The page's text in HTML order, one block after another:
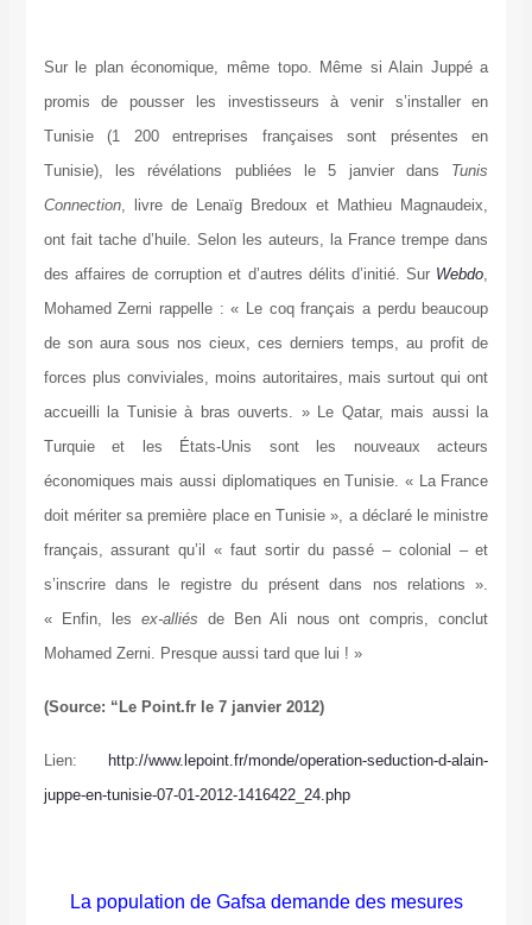
Sur le plan économique, même topo. Même si Alain Juppé a
promis de pousser les investisseurs à venir s’installer en
Tunisie (1 200 entreprises françaises sont présentes en
Tunisie), les révélations publiées le 5 janvier dans Tunis
Connection, livre de Lenaïg Bredoux et Mathieu Magnaudeix,
ont fait tache d’huile. Selon les auteurs, la France trempe dans
des affaires de corruption et d’autres délits d’initié. Sur Webdo,
Mohamed Zerni rappelle : « Le coq français a perdu beaucoup
de son aura sous nos cieux, ces derniers temps, au profit de
forces plus conviviales, moins autoritaires, mais surtout qui ont
accueilli la Tunisie à bras ouverts. » Le Qatar, mais aussi la
Turquie et les États-Unis sont les nouveaux acteurs
économiques mais aussi diplomatiques en Tunisie. « La France
doit mériter sa première place en Tunisie », a déclaré le ministre
français, assurant qu’il « faut sortir du passé – colonial – et
s’inscrire dans le registre du présent dans nos relations ».
« Enfin, les ex-alliés de Ben Ali nous ont compris, conclut
Mohamed Zerni. Presque aussi tard que lui ! »
(Source: “Le Point.fr le 7 janvier 2012)
Lien:
http://www.lepoint.fr/monde/operation-seduction-d-alain-
juppe-en-tunisie-07-01-2012-1416422_24.php
La population de Gafsa demande des mesures